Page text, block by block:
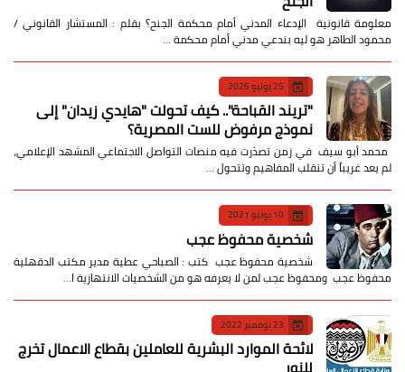
معلومة قانونية الإدعاء المدني أمام محكمة الجنح؟ بقلم : المستشار القانوني /
محمود الطاهر هو ليه بندعي مدني أمام محكمة …
25 يوليو 2026
​"تريند القباحة".. كيف تحولت "هايدي زيدان" إلى
نموذج مرفوض للست المصرية؟
​ محمد أبو سيف ​في زمن تصدّرت فيه منصات التواصل الاجتماعي المشهد الإعلامي،
لم يعد غريباً أن تنقلب المفاهيم وتتحول …
10 يونيو 2021
شخصية محفوظ عجب
شخصية محفوظ عجب كتب : الصباحي عطية مدير مكتب الدقهلية
محفوظ عجب ومحفوظ عجب لمن لا يعرفه هو من الشخصيات الانتهازية ا…
23 نوفمبر 2022
لائحة الموارد البشرية للعاملين بقطاع الاعمال تخرج